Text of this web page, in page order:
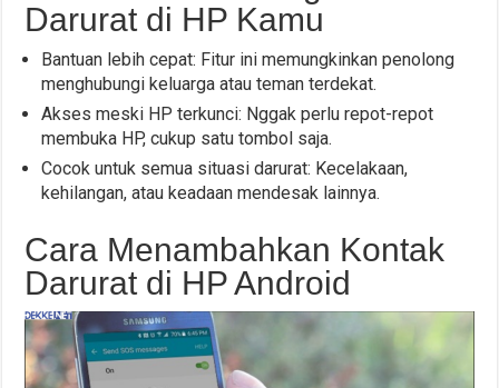
Darurat di HP Kamu
Bantuan lebih cepat: Fitur ini memungkinkan penolong
menghubungi keluarga atau teman terdekat.
Akses meski HP terkunci: Nggak perlu repot-repot
membuka HP, cukup satu tombol saja.
Cocok untuk semua situasi darurat: Kecelakaan,
kehilangan, atau keadaan mendesak lainnya.
Cara Menambahkan Kontak
Darurat di HP Android